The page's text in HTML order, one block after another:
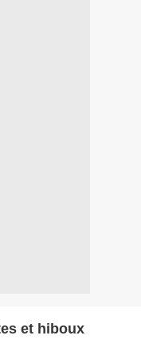
et hiboux